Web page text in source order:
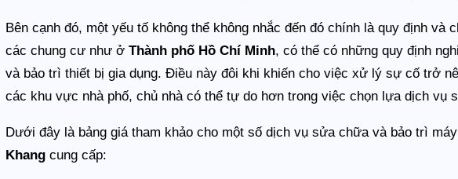
Bên cạnh đó, một yếu tố không thể không nhắc đến đó chính là quy định và
các chung cư như ởThành phố Hồ Chí Minh, có thể có những quy định
và bảo trì thiết bị gia dụng. Điều này đôi khi khiến cho việc xử lý sự cố trở
các khu vực nhà phố, chủ nhà có thể tự do hơn trong việc chọn lựa dịch vụ
Dưới đây là bảng giá tham khảo cho một số dịch vụ sửa chữa và bảo trì
Khang cung cấp: